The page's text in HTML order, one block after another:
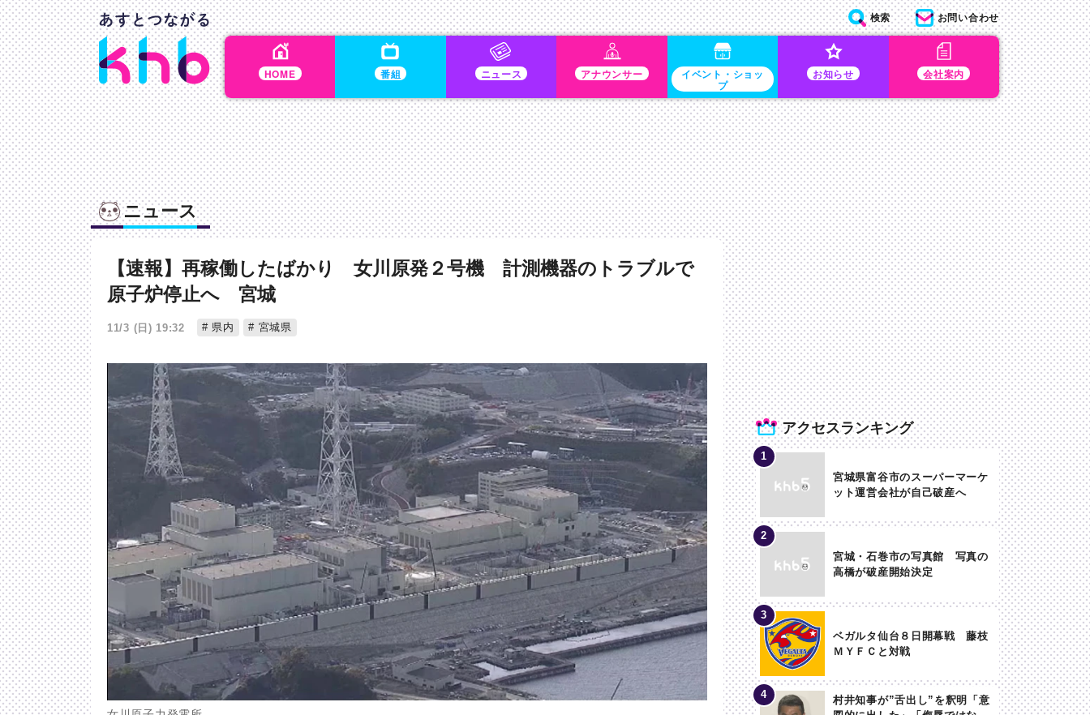
HOME 番組 ニュース アナウンサー イベント・ショッ
プ
お知らせ 会社案内
検索 お問い合わせ
ニュース
【速報】再稼働したばかり 女川原発２号機 計測機器のトラブルで
原子炉停止へ 宮城
11/3 (日) 19:32 県内 宮城県
アクセスランキング
宮城県富谷市のスーパーマーケ
ット運営会社が自己破産へ
宮城・石巻市の写真館 写真の
高橋が破産開始決定
ベガルタ仙台８日開幕戦 藤枝
ＭＹＦＣと対戦
村井知事が”舌出し”を釈明「意